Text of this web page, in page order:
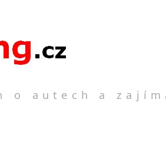
o autech a